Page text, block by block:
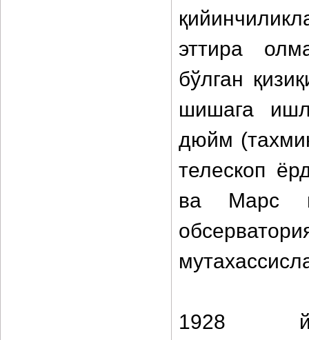
эттира
бўлган
шишага
дюйм
телескоп
ва Марс
1928